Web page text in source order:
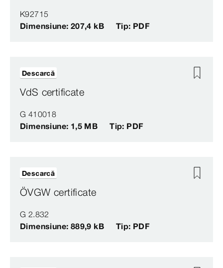
K92715
Dimensiune: 207,4 kB
Tip: PDF
VdS certificate
G 410018
Dimensiune: 1,5 MB
Tip: PDF
Descarcă
ÖVGW certificate
G 2.832
Dimensiune: 889,9 kB
Tip: PDF
Descarcă